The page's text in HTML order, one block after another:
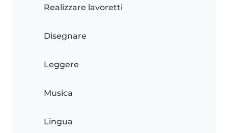
Realizzare lavoretti
Disegnare
Leggere
Musica
Lingua